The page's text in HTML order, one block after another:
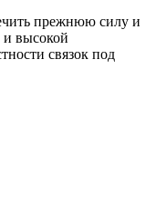
прежнюю силу и
и высокой
связок под